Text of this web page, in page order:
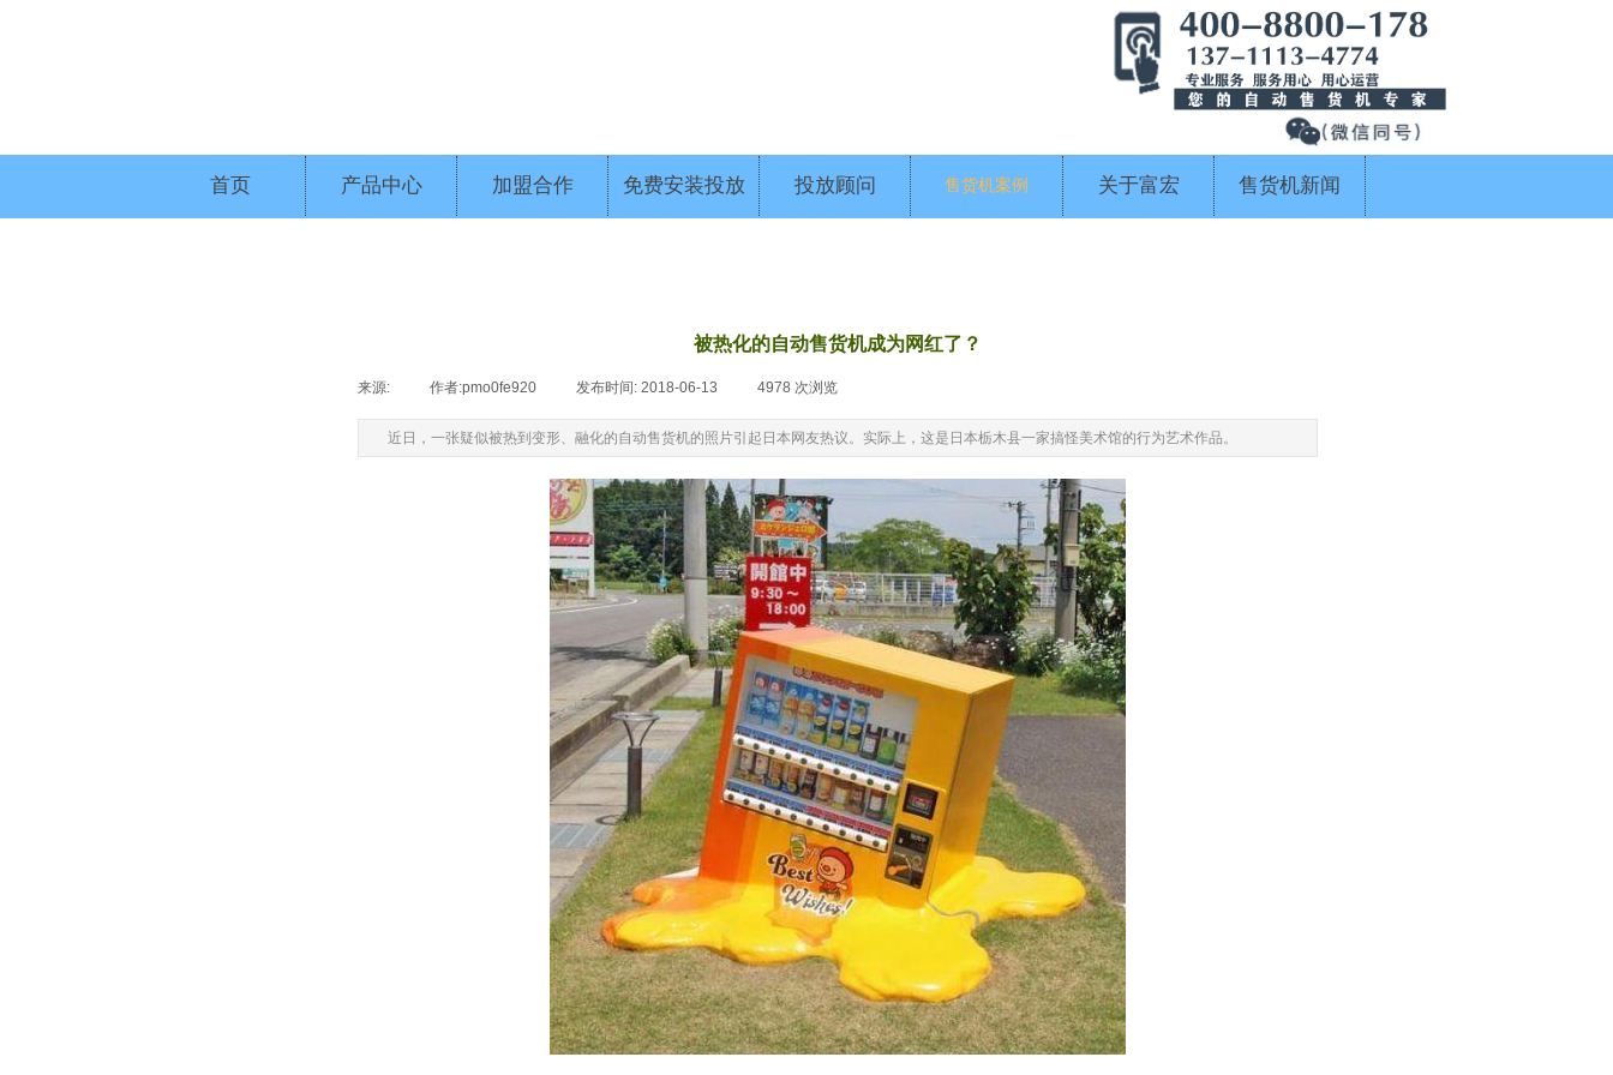
首页 产品中心 加盟合作 免费安装投放 投放顾问 售货机案例 关于富宏 售货机新闻
被热化的自动售货机成为网红了？
来源: 作者:pmo0fe920 发布时间: 2018-06-13 4978 次浏览
近日，一张疑似被热到变形、融化的自动售货机的照片引起日本网友热议。实际上，这是日本栃木县一家搞怪美术馆的行为艺术作品。